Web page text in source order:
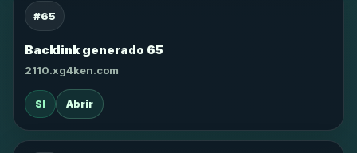
#65
Backlink generado 65
2110.xg4ken.com
SI Abrir